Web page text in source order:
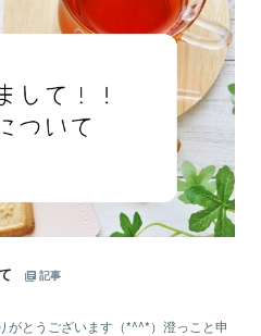
記事
がとうございます（*^^*）澄っこと申